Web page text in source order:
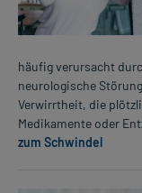
häufig verursacht
neurologische
Verwirrtheit, die
Medikamente oder
zum Schwindel